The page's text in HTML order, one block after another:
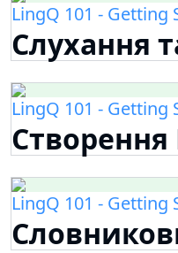
LingQ 101 - Getting
Слухання
LingQ 101 - Getting
Створення
LingQ 101 - Getting